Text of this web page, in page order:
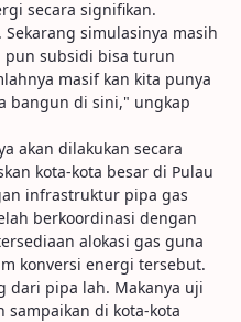
secara signifikan.
simulasinya masih
pun subsidi bisa turun
masif kan kita punya
bangun di sini," ungkap
akan dilakukan secara
kota-kota besar di Pulau
infrastruktur pipa gas
berkoordinasi dengan
alokasi gas guna
konversi energi tersebut.
dari pipa lah. Makanya uji
sampaikan di kota-kota